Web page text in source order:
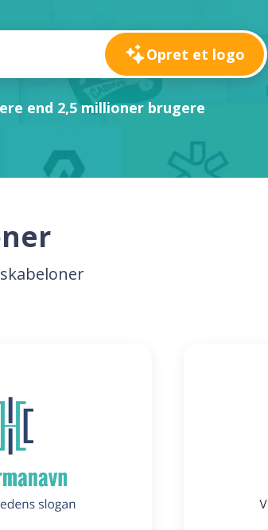
Opret et logo
end 2,5 millioner brugere